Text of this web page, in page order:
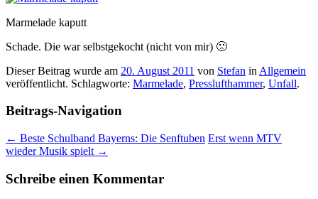
Marmelade kaputt
Schade. Die war selbstgekocht (nicht von mir) 🙁
Dieser Beitrag wurde am 20. August 2011 von Stefan in Allgemein
veröffentlicht. Schlagworte: Marmelade, Presslufthammer, Unfall.
Beitrags-Navigation
← Beste Schulband Bayerns: Die Senftuben Erst wenn MTV
wieder Musik spielt →
Schreibe einen Kommentar